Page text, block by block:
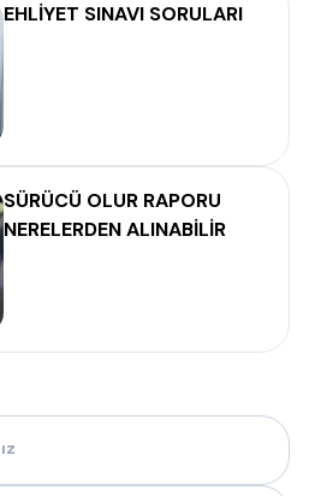
EHLİYET SINAVI SORULARI
SÜRÜCÜ OLUR RAPORU
NERELERDEN ALINABİLİR